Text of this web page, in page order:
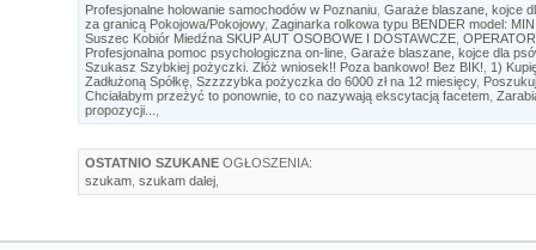
Profesjonalne holowanie samochodów w Poznaniu Garaże blaszane, kojce
za granicą Pokojowa/Pokojowy, Zaginarka rolkowa typu BENDER model:
Suszec Kobiór Miedźna SKUP AUT OSOBOWE I DOSTAWCZE
Profesjonalna pomoc psychologiczna on-line Garaże blaszane, kojce dla
Szukasz Szybkiej pożyczki. Złóż wniosek!! Poza bankowo! Bez BIK!
1)
Zadłużoną Spółkę Szzzzybka pożyczka do 6000 zł na 12 miesięcy,
Chciałabym przeżyć to ponownie, to co nazywają ekscytacją facetem
propozycji...
OSTATNIO SZUKANE OGŁOSZENIA:
szukam szukam dalej